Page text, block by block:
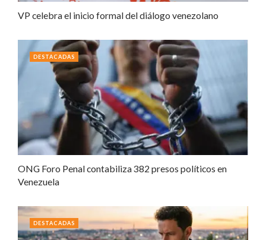
VP celebra el inicio formal del diálogo venezolano
ONG Foro Penal contabiliza 382 presos políticos en
Venezuela
DESTACADAS
DESTACADAS